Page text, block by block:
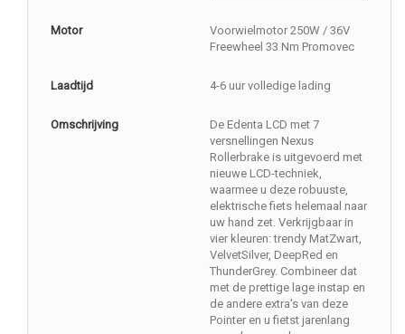
Motor
Voorwielmotor 250W / 36V
Freewheel 33 Nm Promovec
Laadtijd 4-6 uur volledige lading
Omschrijving
De Edenta LCD met 7
versnellingen Nexus
Rollerbrake is uitgevoerd met
nieuwe LCD-techniek,
waarmee u deze robuuste,
elektrische fiets helemaal naar
uw hand zet. Verkrijgbaar in
vier kleuren: trendy MatZwart,
VelvetSilver, DeepRed en
ThunderGrey. Combineer dat
met de prettige lage instap en
de andere extra's van deze
Pointer en u fietst jarenlang